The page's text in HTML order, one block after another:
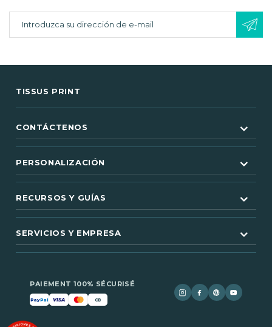
TISSUS PRINT
CONTÁCTENOS
PERSONALIZACIÓN
RECURSOS Y GUÍAS
SERVICIOS Y EMPRESA
PAIEMENT 100% SÉCURISÉ
PayPal VISA CB